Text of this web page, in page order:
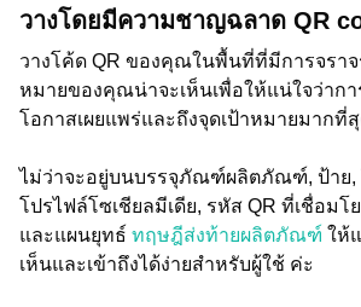
วางโดยมีความชาญฉลาด QR
วางโค้ด QR ของคุณในพื้นที่ที่มีการจราจ
หมายของคุณน่าจะเห็นเพื่อให้แน่ใจว่าก
โอกาสเผยแพร่และถึงจุดเป้าหมายมากที่
ไม่ว่าจะอยู่บนบรรจุภัณฑ์ผลิตภัณฑ์, ป้าย
โปรไฟล์โซเชียลมีเดีย, รหัส QR ที่เชื่อมโ
และแผนยุทธ์ ทฤษฎีส่งท้ายผลิตภัณฑ์ ให้
เห็นและเข้าถึงได้ง่ายสำหรับผู้ใช้ ค่ะ